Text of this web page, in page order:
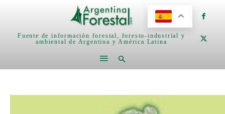
Fuente de información forestal, foresto-industrial y
ambiental de Argentina y América Latina